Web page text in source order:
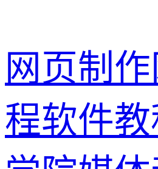
网页制作
程软件